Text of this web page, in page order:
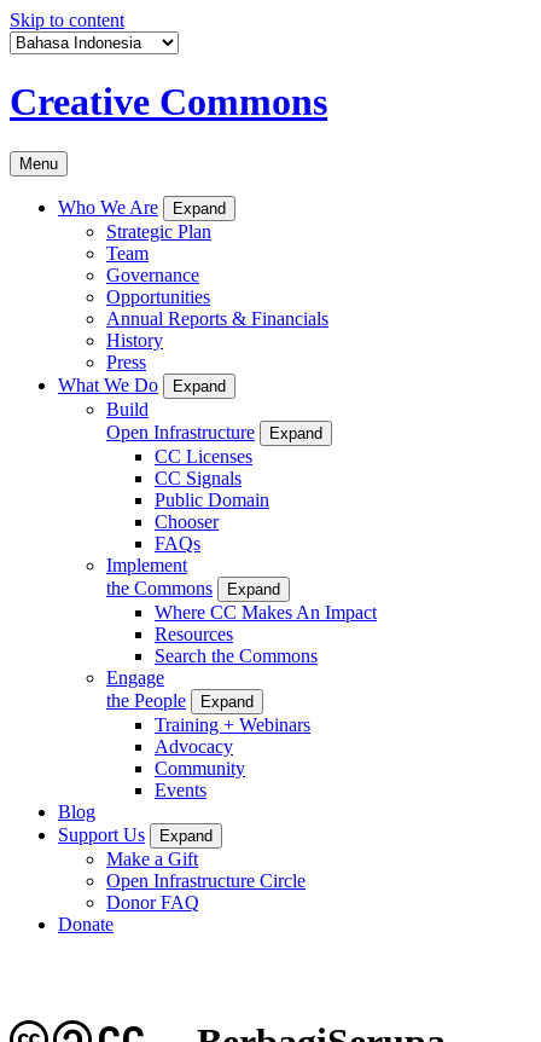
Skip to content
Creative Commons
Menu
Who We Are Expand
Strategic Plan
Team
Governance
Opportunities
Annual Reports & Financials
History
Press
What We Do
Expand
Build
Open Infrastructure
Expand
CC Licenses
CC Signals
Public Domain
Chooser
FAQs
Implement
the Commons
Expand
Where CC Makes An Impact
Resources
Search the Commons
Engage
the People
Expand
Training + Webinars
Advocacy
Community
Events
Blog
Support Us
Expand
Make a Gift
Open Infrastructure Circle
Donor FAQ
Donate